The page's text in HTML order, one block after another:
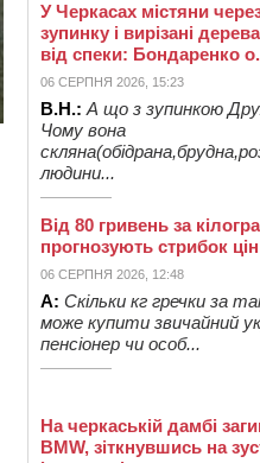
У Черкасах містяни
зупинку і вирізані
від спеки: Бондаренко
06 СЕРПНЯ 2026, 15:23
В.Н.: А що з зупинкою
Чому вона
людини...
Від 80 гривень за
прогнозують стрибок
06 СЕРПНЯ 2026, 12:48
А: Скільки кг гречки за
може купити звичайний
пенсіонер чи особ...
На черкаській дамбі
BMW, зіткнувшись на